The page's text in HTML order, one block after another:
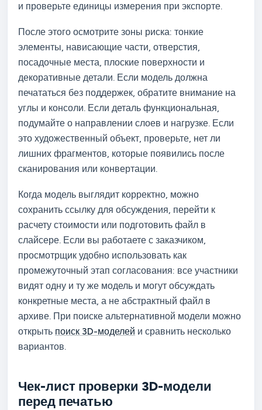
и проверьте единицы измерения при экспорте.
После этого осмотрите зоны риска: тонкие
элементы, нависающие части, отверстия,
посадочные места, плоские поверхности и
декоративные детали. Если модель должна
печататься без поддержек, обратите внимание на
углы и консоли. Если деталь функциональная,
подумайте о направлении слоев и нагрузке. Если
это художественный объект, проверьте, нет ли
лишних фрагментов, которые появились после
сканирования или конвертации.
Когда модель выглядит корректно, можно
сохранить ссылку для обсуждения, перейти к
расчету стоимости или подготовить файл в
слайсере. Если вы работаете с заказчиком,
просмотрщик удобно использовать как
промежуточный этап согласования: все участники
видят одну и ту же модель и могут обсуждать
конкретные места, а не абстрактный файл в
архиве. При поиске альтернативной модели можно
открыть поиск 3D-моделей и сравнить несколько
вариантов.
Чек-лист проверки 3D-модели
перед печатью